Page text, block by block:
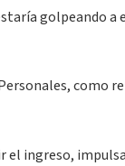
golpeando a
como
el ingreso,